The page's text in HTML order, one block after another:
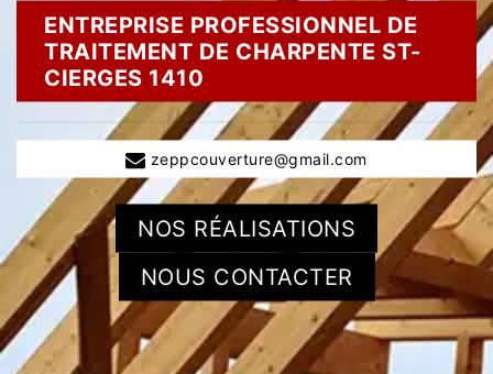
ENTREPRISE PROFESSIONNEL DE
TRAITEMENT DE CHARPENTE ST-
CIERGES 1410
zeppcouverture@gmail.com
NOS RÉALISATIONS
NOUS CONTACTER